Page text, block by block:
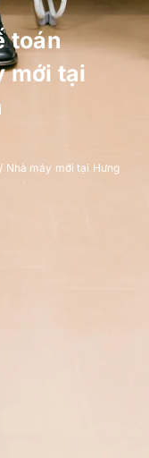
toán
mới tại
Nhà máy mới tại Hưng